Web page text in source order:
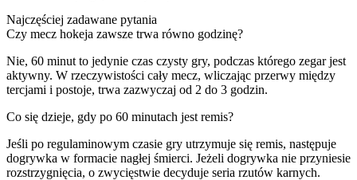
Najczęściej zadawane pytania
Czy mecz hokeja zawsze trwa równo godzinę?
Nie, 60 minut to jedynie czas czysty gry, podczas którego zegar jest
aktywny. W rzeczywistości cały mecz, wliczając przerwy między
tercjami i postoje, trwa zazwyczaj od 2 do 3 godzin.
Co się dzieje, gdy po 60 minutach jest remis?
Jeśli po regulaminowym czasie gry utrzymuje się remis, następuje
dogrywka w formacie nagłej śmierci. Jeżeli dogrywka nie przyniesie
rozstrzygnięcia, o zwycięstwie decyduje seria rzutów karnych.